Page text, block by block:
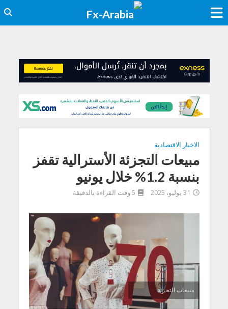
الاخبار الاقتصادية
مبيعات التجزئة الأسترالية تقفز
بنسبة 1.2% خلال يونيو
31 يوليو، 2025 5 وقت القراءة بالدقيقة
مبيعات التجزئة